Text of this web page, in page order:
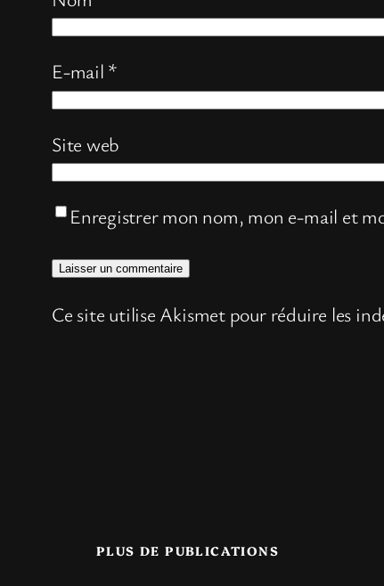
E-mail *
Site web
Enregistrer mon nom, mon e-mail et
Ce site utilise Akismet pour réduire les
PLUS DE PUBLICATIONS